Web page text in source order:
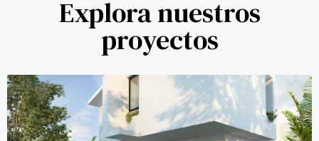
Explora nuestros
proyectos